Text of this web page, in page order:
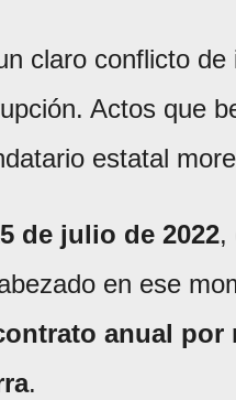
claro conflicto de
Actos que
estatal
de julio de 2022,
en ese
anual por
.